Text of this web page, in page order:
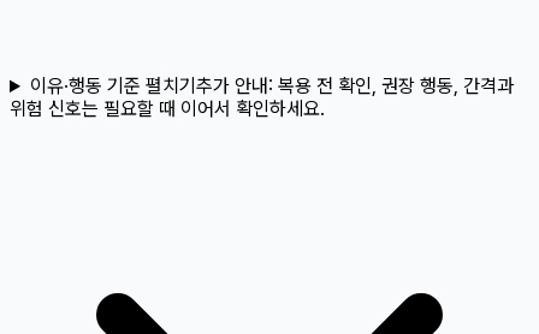
이유·행동 기준 펼치기추가 안내: 복용 전 확인, 권장 행동, 간격과
위험 신호는 필요할 때 이어서 확인하세요.